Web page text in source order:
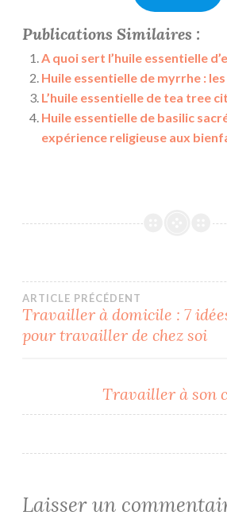
Publications Similaires :
A quoi sert l’huile essentielle
Huile essentielle de myrrhe :
L’huile essentielle de tea tree
Huile essentielle de basilic
expérience religieuse aux
Navigation
de
l’article
ARTICLE PRÉCÉDENT
Travailler à domicile : 7
pour travailler de chez soi
Travailler à son
Laisser un